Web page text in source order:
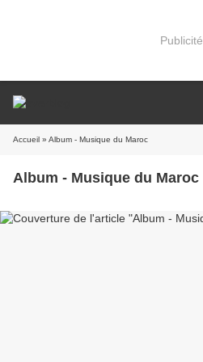
Publicité
Accueil » Album - Musique du Maroc
Album - Musique du Maroc